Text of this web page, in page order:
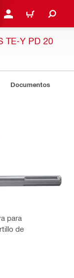
INICIE SESIÓN O
CARRITO
TE-Y PD 20
Documentos
para
de